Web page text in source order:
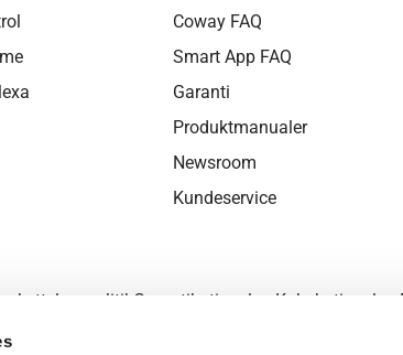
også oplysninger om din brug af vores
du har givet dem, eller som de har
Coway FAQ
Smart App FAQ
Garanti
Produktmanualer
Newsroom
Kundeservice
Garantibetingelser Købsbetingelser